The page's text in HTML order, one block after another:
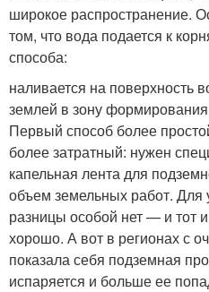
широкое распространение.
том, что вода подается к
способа:
наливается на поверхность
землей в зону
Первый способ более
более затратный: нужен
капельная лента для
объем земельных работ. Для
разницы особой нет — и тот
хорошо. А вот в регионах с
показала себя подземная
испаряется и больше ее